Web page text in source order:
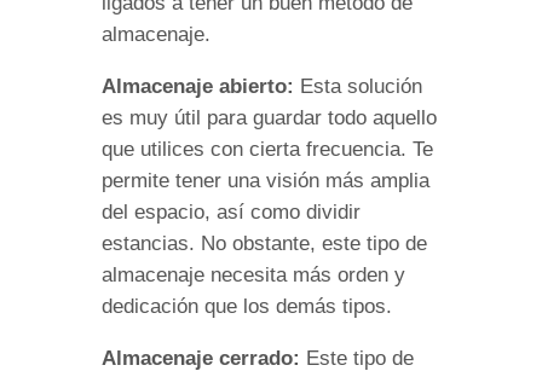
almacenaje.
Almacenaje abierto: Esta solución
es muy útil para guardar todo aquello
que utilices con cierta frecuencia. Te
permite tener una visión más amplia
del espacio, así como dividir
estancias. No obstante, este tipo de
almacenaje necesita más orden y
dedicación que los demás tipos.
Almacenaje cerrado: Este tipo de